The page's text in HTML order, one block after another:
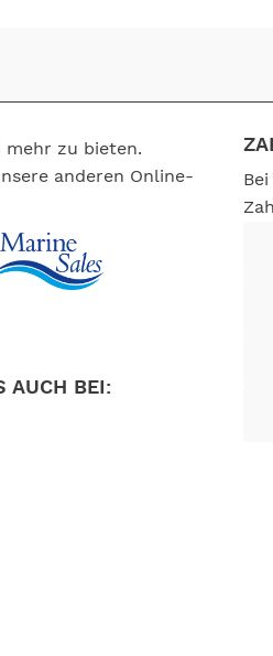
mehr zu bieten.
anderen Online-
AUCH BEI: